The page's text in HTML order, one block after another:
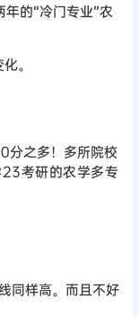
的“冷门专业”农
。
分之多！多所院校
考研的农学多专
同样高。而且不好